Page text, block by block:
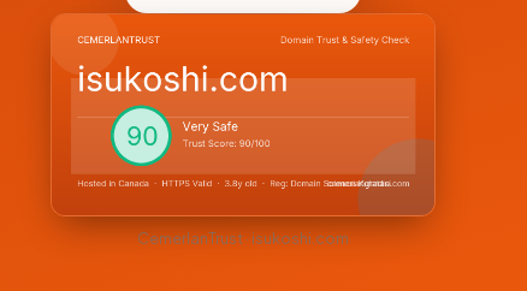
CemerlanTrust · isukoshi.com